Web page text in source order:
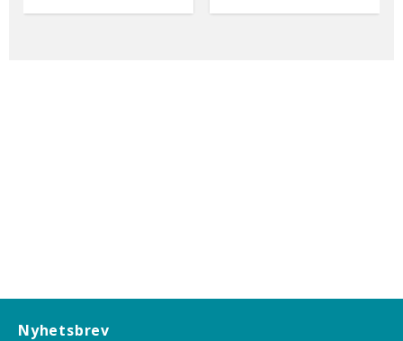
Nyhetsbrev